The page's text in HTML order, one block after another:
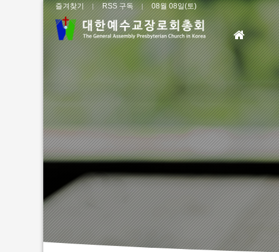
즐겨찾기 RSS 구독 08월 08일(토)
홈
으
로